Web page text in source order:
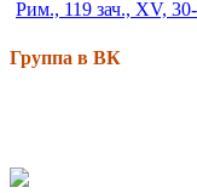
Рим., 119 зач., XV,
Группа в ВК